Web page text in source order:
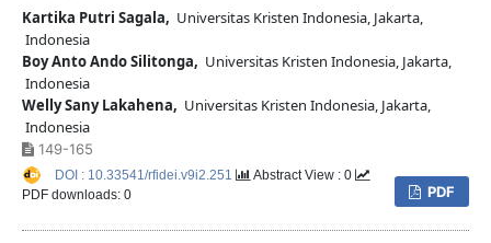
Kartika Putri Sagala, Universitas Kristen Indonesia, Jakarta,
Indonesia
Boy Anto Ando Silitonga, Universitas Kristen Indonesia, Jakarta,
Indonesia
Welly Sany Lakahena, Universitas Kristen Indonesia, Jakarta,
Indonesia
149-165
PDF
DOI : 10.33541/rfidei.v9i2.251
Abstract View : 0
PDF downloads: 0